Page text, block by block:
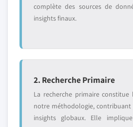
complète des sources de
insights finaux.
2. Recherche Primaire
La recherche primaire
notre méthodologie, contribuant
insights globaux. Elle